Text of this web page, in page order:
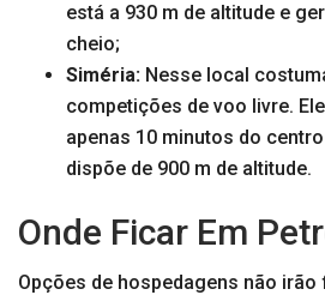
está a 930 m de altitude e
cheio;
Siméria: Nesse local
competições de voo livre.
apenas 10 minutos do
dispõe de 900 m de altitude.
Onde Ficar Em
Opções de hospedagens não